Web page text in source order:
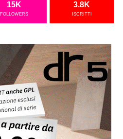
15K
FOLLOWERS
3.8K
ISCRITTI